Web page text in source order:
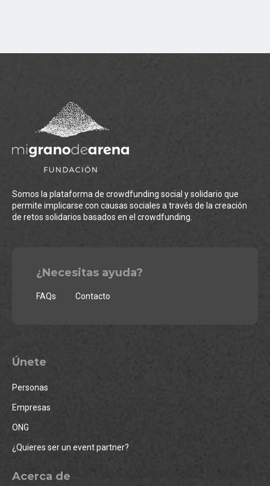
Somos la plataforma de crowdfunding social y solidario que
permite implicarse con causas sociales a través de la creación
de retos solidarios basados en el crowdfunding.
¿Necesitas ayuda?
FAQs Contacto
Únete
Personas
Empresas
ONG
¿Quieres ser un event partner?
Acerca de